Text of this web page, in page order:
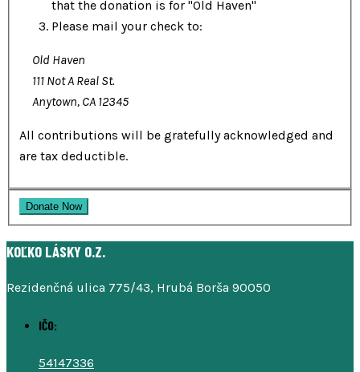
that the donation is for "Old Haven"
Please mail your check to:
Old Haven
111 Not A Real St.
Anytown, CA 12345
All contributions will be gratefully acknowledged and
are tax deductible.
KOĽKO LÁSKY O.Z.
Rezidenčná ulica 775/43, Hrubá Borša 90050
IČO:
54147336